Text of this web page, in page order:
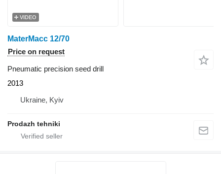
VIDEO
MaterMacc 12/70
Price on request
Pneumatic precision seed drill
2013
Ukraine, Kyiv
Prodazh tehniki